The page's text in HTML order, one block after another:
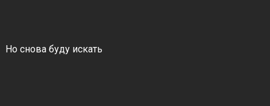
Но снова буду искать